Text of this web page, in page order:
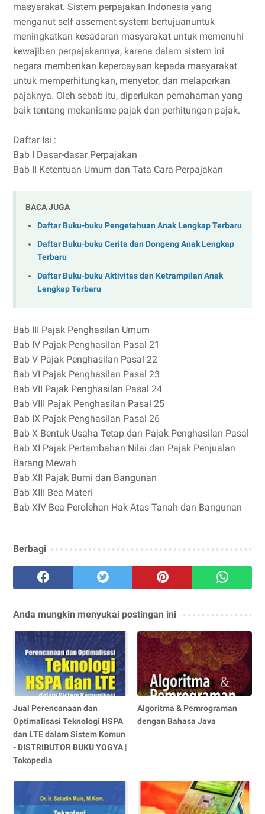
masyarakat. Sistem perpajakan Indonesia yang
menganut self assement system bertujuanuntuk
meningkatkan kesadaran masyarakat untuk memenuhi
kewajiban perpajakannya, karena dalam sistem ini
negara memberikan kepercayaan kepada masyarakat
untuk memperhitungkan, menyetor, dan melaporkan
pajaknya. Oleh sebab itu, diperlukan pemahaman yang
baik tentang mekanisme pajak dan perhitungan pajak.
Daftar Isi :
Bab I Dasar-dasar Perpajakan
Bab II Ketentuan Umum dan Tata Cara Perpajakan
BACA JUGA
Daftar Buku-buku Pengetahuan Anak Lengkap Terbaru
Daftar Buku-buku Cerita dan Dongeng Anak Lengkap
Terbaru
Daftar Buku-buku Aktivitas dan Ketrampilan Anak
Lengkap Terbaru
Bab III Pajak Penghasilan Umum
Bab IV Pajak Penghasilan Pasal 21
Bab V Pajak Penghasilan Pasal 22
Bab VI Pajak Penghasilan Pasal 23
Bab VII Pajak Penghasilan Pasal 24
Bab VIII Pajak Penghasilan Pasal 25
Bab IX Pajak Penghasilan Pasal 26
Bab X Bentuk Usaha Tetap dan Pajak Penghasilan Pasal
Bab XI Pajak Pertambahan Nilai dan Pajak Penjualan
Barang Mewah
Bab XII Pajak Bumi dan Bangunan
Bab XIII Bea Materi
Bab XIV Bea Perolehan Hak Atas Tanah dan Bangunan
Berbagi
Anda mungkin menyukai postingan ini
Jual Perencanaan dan
Optimalisasi Teknologi HSPA
dan LTE dalam Sistem Komun
- DISTRIBUTOR BUKU YOGYA |
Tokopedia
Algoritma & Pemrograman
dengan Bahasa Java